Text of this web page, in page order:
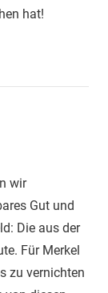
hat!
wir
Gut und
Die aus der
Für Merkel
zu vernichten